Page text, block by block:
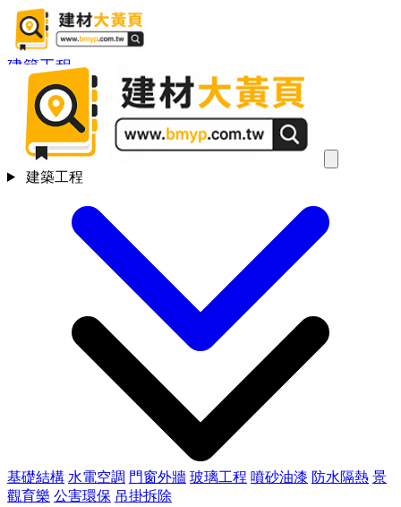
建築工程
基礎結構 水電空調 門窗外牆 玻璃工程 噴砂油漆 防水隔熱 景
觀育樂 公害環保 吊掛拆除
建築工程